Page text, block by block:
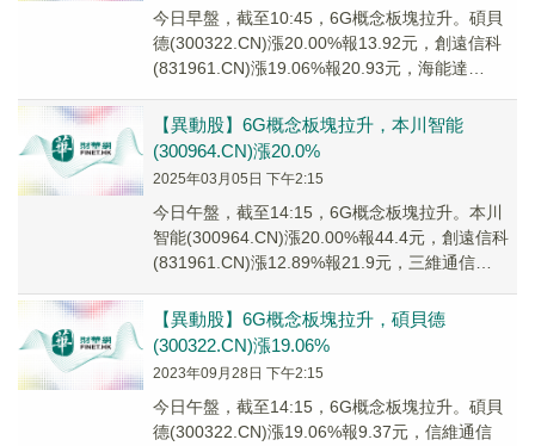
今日早盤，截至10:45，6G概念板塊拉升。碩貝
德(300322.CN)漲20.00%報13.92元，創遠信科
(831961.CN)漲19.06%報20.93元，海能達
【異動股】6G概念板塊拉升，本川智能
(300964.CN)漲20.0%
2025年03月05日 下午2:15
今日午盤，截至14:15，6G概念板塊拉升。本川
智能(300964.CN)漲20.00%報44.4元，創遠信科
(831961.CN)漲12.89%報21.9元，三維通信
【異動股】6G概念板塊拉升，碩貝德
(300322.CN)漲19.06%
2023年09月28日 下午2:15
今日午盤，截至14:15，6G概念板塊拉升。碩貝
德(300322.CN)漲19.06%報9.37元，信維通信